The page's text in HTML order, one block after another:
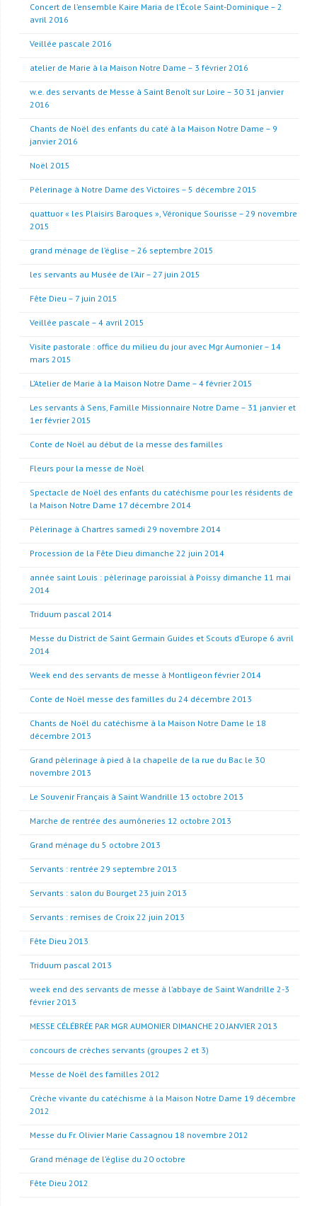
Concert de l’ensemble Kaire Maria de l’École Saint-Dominique – 2
avril 2016
Veillée pascale 2016
atelier de Marie à la Maison Notre Dame – 3 février 2016
w.e. des servants de Messe à Saint Benoît sur Loire – 30 31 janvier
2016
Chants de Noël des enfants du caté à la Maison Notre Dame – 9
janvier 2016
Noël 2015
Pèlerinage à Notre Dame des Victoires – 5 décembre 2015
quattuor « les Plaisirs Baroques », Véronique Sourisse – 29 novembre
2015
grand ménage de l’église – 26 septembre 2015
les servants au Musée de l’Air – 27 juin 2015
Fête Dieu – 7 juin 2015
Veillée pascale – 4 avril 2015
Visite pastorale : office du milieu du jour avec Mgr Aumonier – 14
mars 2015
L’Atelier de Marie à la Maison Notre Dame – 4 février 2015
Les servants à Sens, Famille Missionnaire Notre Dame – 31 janvier et
1er février 2015
Conte de Noël au début de la messe des familles
Fleurs pour la messe de Noël
Spectacle de Noël des enfants du catéchisme pour les résidents de
la Maison Notre Dame 17 décembre 2014
Pèlerinage à Chartres samedi 29 novembre 2014
Procession de la Fête Dieu dimanche 22 juin 2014
année saint Louis : pèlerinage paroissial à Poissy dimanche 11 mai
2014
Triduum pascal 2014
Messe du District de Saint Germain Guides et Scouts d’Europe 6 avril
2014
Week end des servants de messe à Montligeon février 2014
Conte de Noël messe des familles du 24 décembre 2013
Chants de Noël du catéchisme à la Maison Notre Dame le 18
décembre 2013
Grand pèlerinage à pied à la chapelle de la rue du Bac le 30
novembre 2013
Le Souvenir Français à Saint Wandrille 13 octobre 2013
Marche de rentrée des aumôneries 12 octobre 2013
Grand ménage du 5 octobre 2013
Servants : rentrée 29 septembre 2013
Servants : salon du Bourget 23 juin 2013
Servants : remises de Croix 22 juin 2013
Fête Dieu 2013
Triduum pascal 2013
week end des servants de messe à l’abbaye de Saint Wandrille 2-3
février 2013
MESSE CÉLÉBRÉE PAR MGR AUMONIER DIMANCHE 20 JANVIER 2013
concours de crèches servants (groupes 2 et 3)
Messe de Noël des familles 2012
Crèche vivante du catéchisme à la Maison Notre Dame 19 décembre
2012
Messe du Fr. Olivier Marie Cassagnou 18 novembre 2012
Grand ménage de l’église du 20 octobre
Fête Dieu 2012